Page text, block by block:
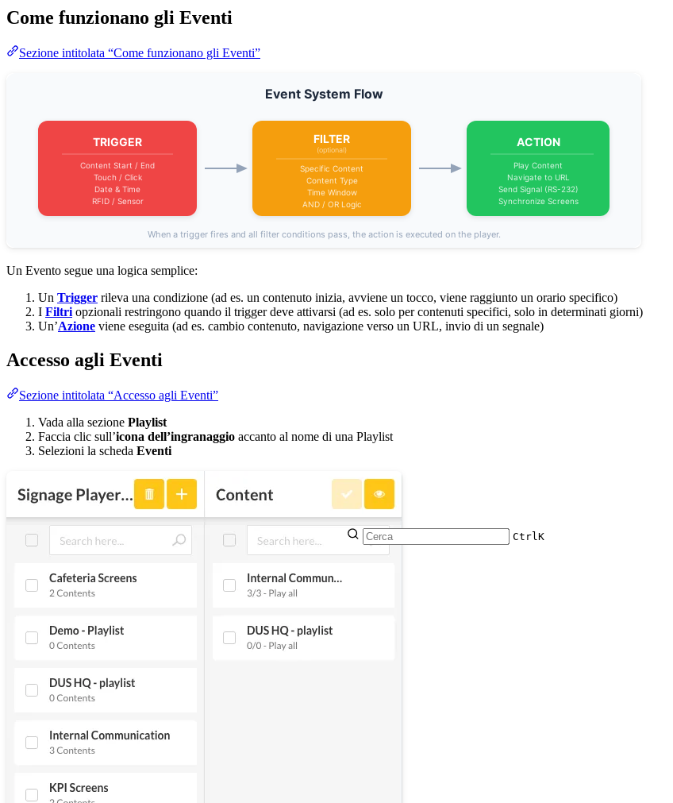
Ctrl K
Come funzionano gli Eventi
Sezione intitolata “Come funzionano gli Eventi”
Un Evento segue una logica semplice:
Un Trigger rileva una condizione (ad es. un contenuto inizia, avviene un tocco, viene raggiunto un orario specifico)
I Filtri opzionali restringono quando il trigger deve attivarsi (ad es. solo per contenuti specifici, solo in determinati giorni)
Un’Azione viene eseguita (ad es. cambio contenuto, navigazione verso un URL, invio di un segnale)
Accesso agli Eventi
Sezione intitolata “Accesso agli Eventi”
Vada alla sezione Playlist
Faccia clic sull’icona dell’ingranaggio accanto al nome di una Playlist
Selezioni la scheda Eventi